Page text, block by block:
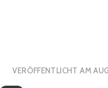
VERÖFFENTLICHT AM